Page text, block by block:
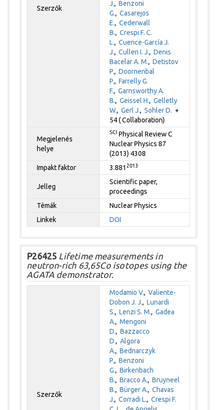
Szerzők
J.,Benzoni
G.,Casarejos
E.,Cederwall
B.,Crespi F. C.
L.,Cuence-García J.
J.,Cullen I. J.,Denis
Bacelar A. M.,Detistov
P.,Doornenbal
P.,Farrelly G.
F.,Garnsworthy A.
B.,Geissel H.,Gelletly
W.,Gerl J.,Sohler D. +
54 ( Collaboration)
Megjelenés
helye
SCI Physical Review C
Nuclear Physics 87
(2013) 4308
Impakt faktor
3.881 2013
Jelleg
Scientific paper,
proceedings
Témák
Nuclear Physics
Linkek
DOI
P26425 Lifetime measurements in
neutron-rich 63,65Co isotopes using the
AGATA demonstrator.
Szerzők
Modamio V.,Valiente-
Dobon J. J.,Lunardi
S.,Lenzi S. M.,Gadea
A.,Mengoni
D.,Bazzacco
D.,Algora
A.,Bednarczyk
P.,Benzoni
G.,Birkenbach
B.,Bracco A.,Bruyneel
B.,Bürger A.,Chavas
J.,Corradi L.,Crespi F.